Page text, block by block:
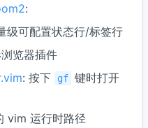
:
级可配置状态行/标签行
览器插件
: 按下 gf 键时打开
vim 运行时路径